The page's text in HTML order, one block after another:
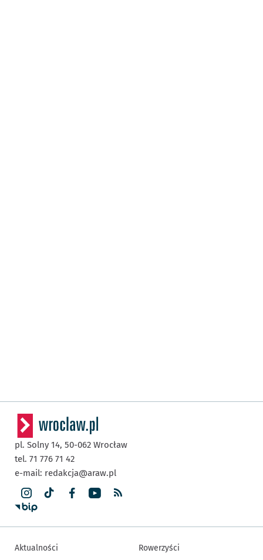
pl. Solny 14, 50-062 Wrocław
tel. 71 776 71 42
e-mail: redakcja@araw.pl
Aktualności Rowerzyści